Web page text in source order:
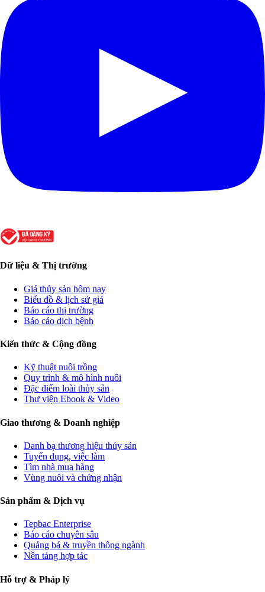
Dữ liệu & Thị trường
Giá thủy sản hôm nay
Biểu đồ & lịch sử giá
Báo cáo thị trường
Báo cáo dịch bệnh
Kiến thức & Cộng đồng
Kỹ thuật nuôi trồng
Quy trình & mô hình nuôi
Đặc điểm loài thủy sản
Thư viện Ebook & Video
Giao thương & Doanh nghiệp
Danh bạ thương hiệu thủy sản
Tuyển dụng, việc làm
Tìm nhà mua hàng
Vùng nuôi và chứng nhận
Sản phẩm & Dịch vụ
Tepbac Enterprise
Báo cáo chuyên sâu
Quảng bá & truyền thông ngành
Nền tảng hợp tác
Hỗ trợ & Pháp lý